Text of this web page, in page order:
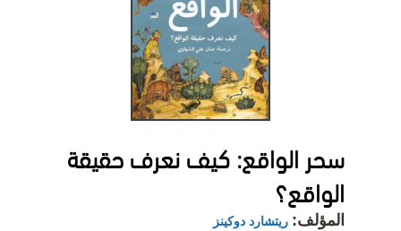
سحر الواقع: كيف نعرف حقيقة
الواقع؟
المؤلف: ريتشارد دوكينز